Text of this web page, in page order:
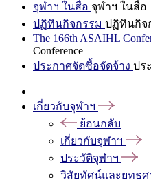
จุฬาฯ ในสื่อ จุฬาฯ ในสื่อ
ปฏิทินกิจกรรม ปฏิทินกิจ
The 166th ASAIHL
Conference
ประกาศจัดซื้อจัดจ้าง ปร
เกี่ยวกับจุฬาฯ
ย้อนกลับ
เกี่ยวกับจุฬาฯ
ประวัติจุฬาฯ
วิสัยทัศน์และยุทธศ